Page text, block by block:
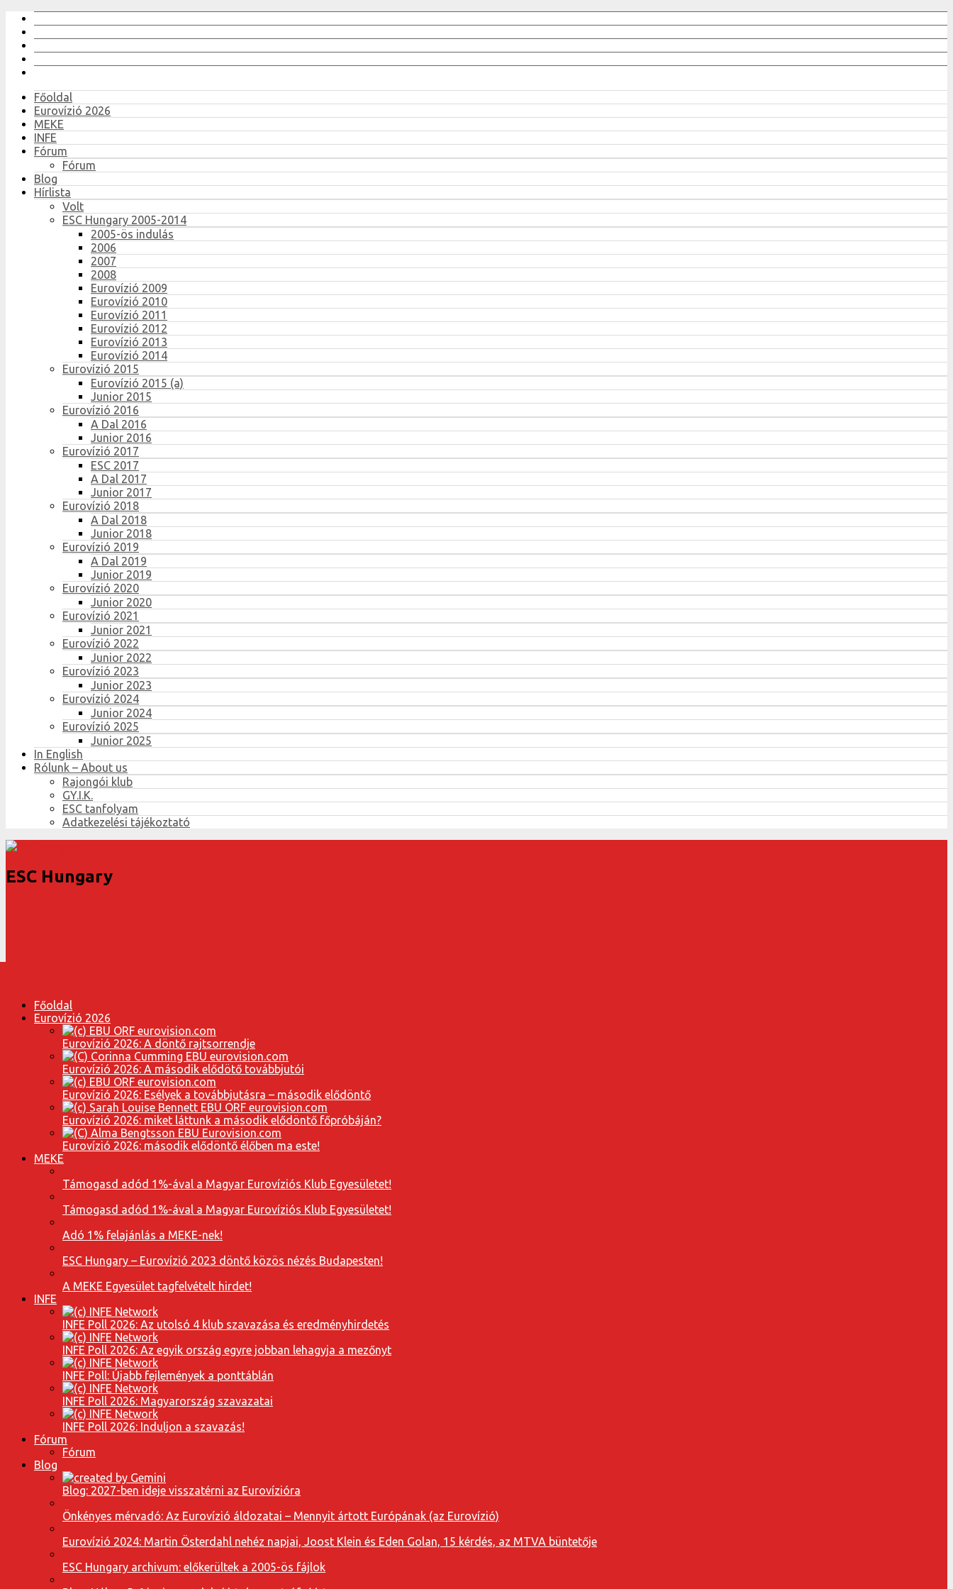
Főoldal
Eurovízió 2026
MEKE
INFE
Fórum
Fórum
Blog
Hírlista
Volt
ESC Hungary 2005-2014
2005-ös indulás
2006
2007
2008
Eurovízió 2009
Eurovízió 2010
Eurovízió 2011
Eurovízió 2012
Eurovízió 2013
Eurovízió 2014
Eurovízió 2015
Eurovízió 2015 (a)
Junior 2015
Eurovízió 2016
A Dal 2016
Junior 2016
Eurovízió 2017
ESC 2017
A Dal 2017
Junior 2017
Eurovízió 2018
A Dal 2018
Junior 2018
Eurovízió 2019
A Dal 2019
Junior 2019
Eurovízió 2020
Junior 2020
Eurovízió 2021
Junior 2021
Eurovízió 2022
Junior 2022
Eurovízió 2023
Junior 2023
Eurovízió 2024
Junior 2024
Eurovízió 2025
Junior 2025
In English
Rólunk – About us
Rajongói klub
GY.I.K.
ESC tanfolyam
Adatkezelési tájékoztató
ESC Hungary
Főoldal
Eurovízió 2026
Eurovízió 2026: A döntő rajtsorrendje
Eurovízió 2026: A második elődötő továbbjutói
Eurovízió 2026: Esélyek a továbbjutásra – második elődöntő
Eurovízió 2026: miket láttunk a második elődöntő főpróbáján?
Eurovízió 2026: második elődöntő élőben ma este!
MEKE
Támogasd adód 1%-ával a Magyar Eurovíziós Klub Egyesületet!
Támogasd adód 1%-ával a Magyar Eurovíziós Klub Egyesületet!
Adó 1% felajánlás a MEKE-nek!
ESC Hungary – Eurovízió 2023 döntő közös nézés Budapesten!
A MEKE Egyesület tagfelvételt hirdet!
INFE
INFE Poll 2026: Az utolsó 4 klub szavazása és eredményhirdetés
INFE Poll 2026: Az egyik ország egyre jobban lehagyja a mezőnyt
INFE Poll: Újabb fejlemények a ponttáblán
INFE Poll 2026: Magyarország szavazatai
INFE Poll 2026: Induljon a szavazás!
Fórum
Fórum
Blog
Blog: 2027-ben ideje visszatérni az Eurovízióra
Önkényes mérvadó: Az Eurovízió áldozatai – Mennyit ártott Európának (az Eurovízió)
Eurovízió 2024: Martin Österdahl nehéz napjai, Joost Klein és Eden Golan, 15 kérdés, az MTVA büntetője
ESC Hungary archivum: előkerültek a 2005-ös fájlok